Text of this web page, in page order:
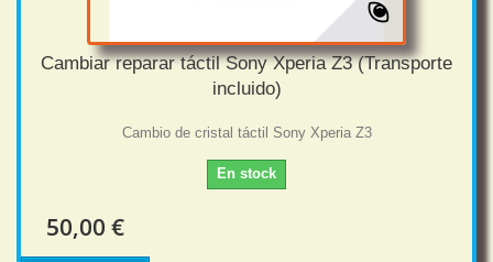
Cambiar reparar táctil Sony Xperia Z3 (Transporte
incluido)
Cambio de cristal táctil Sony Xperia Z3
En stock
50,00 €